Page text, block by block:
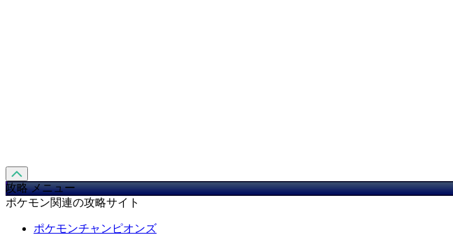
攻略 メニュー
ポケモン関連の攻略サイト
ポケモンチャンピオンズ